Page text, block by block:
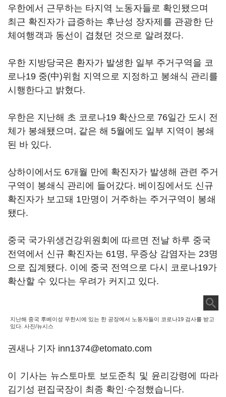
우한에서 근무하는 타지역 노동자들로 확인됐으며
최근 확진자가 급증하는 후난성 장자제를 관광한 단
체여행객과 동선이 겹쳤던 것으로 알려졌다.
우한 지방당국은 환자가 발생한 일부 주거구역을 코
로나19 중(中)위험 지역으로 지정하고 봉쇄식 관리를
시행한다고 밝혔다.
우한은 지난해 초 코로나19 확산으로 76일간 도시 전
체가 봉쇄됐으며, 같은 해 5월에도 일부 지역이 봉쇄
된 바 있다.
상하이에서도 6개월 만에 확진자가 발생해 관련 주거
구역이 봉쇄식 관리에 들어갔다. 베이징에서도 신규
확진자가 보고돼 1만명이 거주하는 주거구역이 봉쇄
됐다.
중국 국가위생건강위원회에 따르면 전날 하루 중국
전역에서 신규 확진자는 61명, 무증상 감염자는 23명
으로 집계됐다. 이에 중국 전역으로 다시 코로나19가
확산할 수 있다는 우려가 커지고 있다.
지난해 중국 후베이성 우한시에 있는 한 공장에서 노동자들이 코로나19 검사를 받고
있다. 사진/뉴시스
권새나 기자 inn1374@etomato.com
이 기사는 뉴스토마토 보도준칙 및 윤리강령에 따라
김기성 편집국장이 최종 확인·수정했습니다.